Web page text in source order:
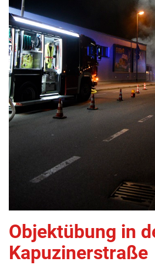
Objektübung in
Kapuzinerstraße